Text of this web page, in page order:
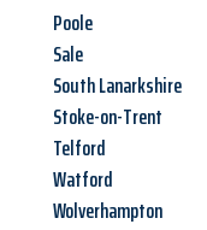
Poole
Sale
South Lanarkshire
Stoke-on-Trent
Telford
Watford
Wolverhampton